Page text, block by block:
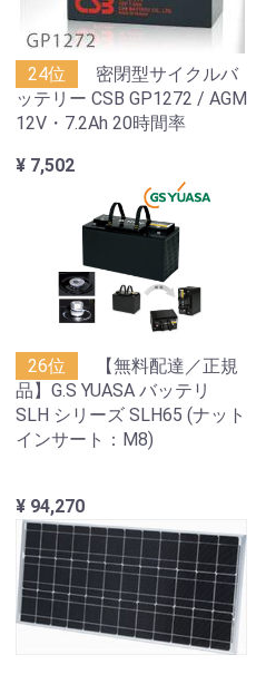
24位
密閉型サイクルバ
ッテリー CSB GP1272 / AGM
12V・7.2Ah 20時間率
¥ 7,502
26位
【無料配達／正規
品】G.S YUASA バッテリ
SLH シリーズ SLH65 (ナット
インサート：M8)
¥ 94,270